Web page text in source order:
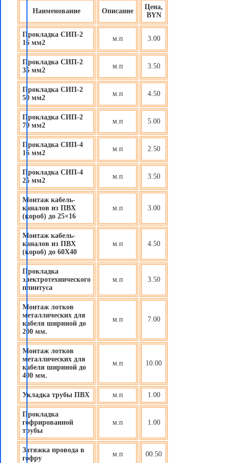
Наименование Описание
Цена,
BYN
Прокладка СИП-2
16 мм2
м.п 3.00
Прокладка СИП-2
35 мм2
м.п 3.50
Прокладка СИП-2
50 мм2
м.п 4.50
Прокладка СИП-2
70 мм2
м.п 5.00
Прокладка СИП-4
16 мм2
м.п 2.50
Прокладка СИП-4
25 мм2
м.п 3.50
Монтаж кабель-
каналов из ПВХ
(короб) до 25×16
м.п 3.00
Монтаж кабель-
каналов из ПВХ
(короб) до 60X40
м.п 4.50
Прокладка
электротехнического
плинтуса
м.п 3.50
Монтаж лотков
металлических для
кабеля шириной до
200 мм.
м.п 7.00
Монтаж лотков
металлических для
кабеля шириной до
400 мм.
м.п 10.00
Укладка трубы ПВХ м.п 1.00
Прокладка
гофрированной
трубы
м.п 1.00
Затяжка провода в
гофру
м.п 00.50